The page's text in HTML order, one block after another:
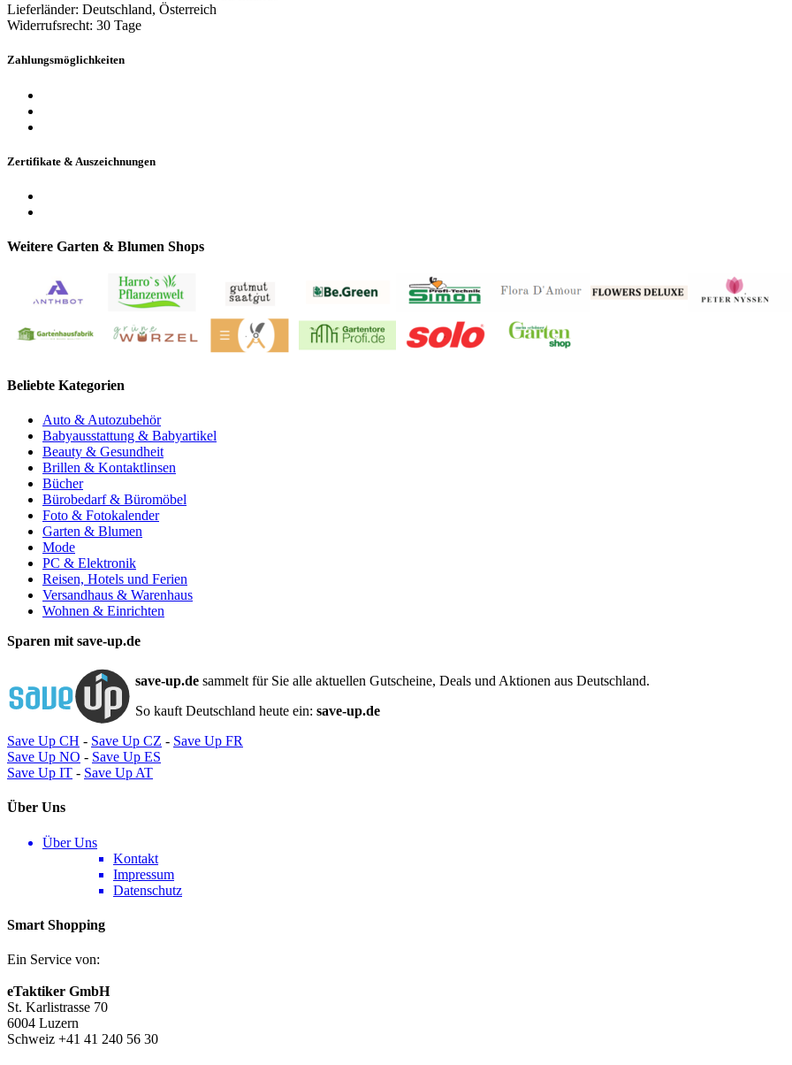
Lieferländer: Deutschland, Österreich
Widerrufsrecht: 30 Tage
Zahlungsmöglichkeiten
Zertifikate & Auszeichnungen
Weitere Garten & Blumen Shops
Beliebte Kategorien
Auto & Autozubehör
Babyausstattung & Babyartikel
Beauty & Gesundheit
Brillen & Kontaktlinsen
Bücher
Bürobedarf & Büromöbel
Foto & Fotokalender
Garten & Blumen
Mode
PC & Elektronik
Reisen, Hotels und Ferien
Versandhaus & Warenhaus
Wohnen & Einrichten
Sparen mit save-up.de
save-up.desammelt für Sie alle aktuellen Gutscheine, Deals und Aktionen aus Deutschland.
So kauft Deutschland heute ein: save-up.de
Save Up CH - Save Up CZ - Save Up FR
Save Up NO - Save Up ES
Save Up IT - Save Up AT
Über Uns
Über Uns
Kontakt
Impressum
Datenschutz
Smart Shopping
Ein Service von:
eTaktiker GmbH
St. Karlistrasse 70
6004 Luzern
Schweiz +41 41 240 56 30